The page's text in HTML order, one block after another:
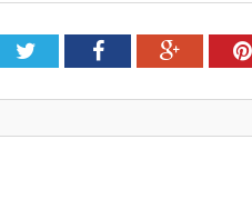
TwitterFacebook